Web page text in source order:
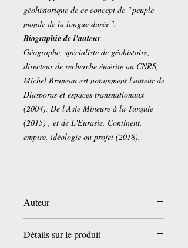
géohistorique de ce concept de " peuple-
monde de la longue durée ".
Biographie de l'auteur
Géographe, spécialiste de géohistoire,
directeur de recherche émérite au CNRS,
Michel Bruneau est notamment l'auteur de
Diasporas et espaces transnationaux
(2004), De l'Asie Mineure à la Turquie
(2015) , et de L'Eurasie. Continent,
empire, idéologie ou projet (2018).
Auteur
Détails sur le produit